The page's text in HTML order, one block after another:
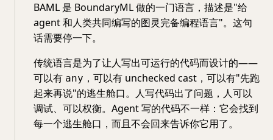
BAML 是 BoundaryML 做的一门语言，描述是"给
agent 和人类共同编写的图灵完备编程语言"。这句
话需要停一下。
传统语言是为了让人写出可运行的代码而设计的——
可以有 any ，可以有 unchecked cast，可以有"先跑
起来再说"的逃生舱口。人写代码出了问题，人可以
调试、可以权衡。Agent 写的代码不一样：它会找到
每一个逃生舱口，而且不会回来告诉你它用了。